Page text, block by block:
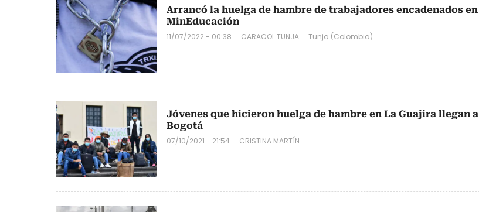
Arrancó la huelga de hambre de trabajadores encadenados en
MinEducación
11/07/2022 - 00:38 CARACOL TUNJA Tunja (Colombia)
Jóvenes que hicieron huelga de hambre en La Guajira llegan a
Bogotá
07/10/2021 - 21:54 CRISTINA MARTÍN